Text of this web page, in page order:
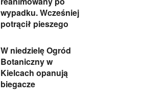
wypadku. Wcześniej
potrącił pieszego
W niedzielę Ogród
Botaniczny w
Kielcach opanują
biegacze